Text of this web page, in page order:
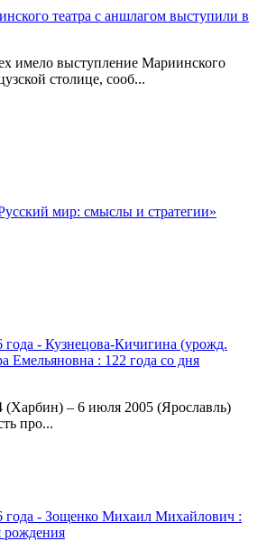
театра с аншлагом выступили в
имело выступление Мариинского
столице, сооб...
мир: смыслы и стратегии»
года - Кузнецова-Кичигина (урожд.
Емельяновна : 122 года со дня
(Харбин) – 6 июля 2005 (Ярославль)
про...
года - Зощенко Михаил Михайлович :
рождения